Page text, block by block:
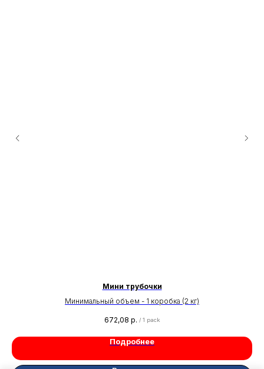
Мини трубочки
Минимальный объем - 1 коробка (2 кг)
672,08 р. / 1 pack
Подробнее